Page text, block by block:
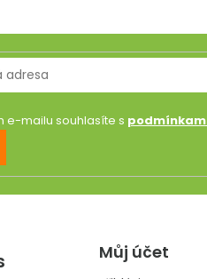
e-mailu souhlasíte s
Můj účet